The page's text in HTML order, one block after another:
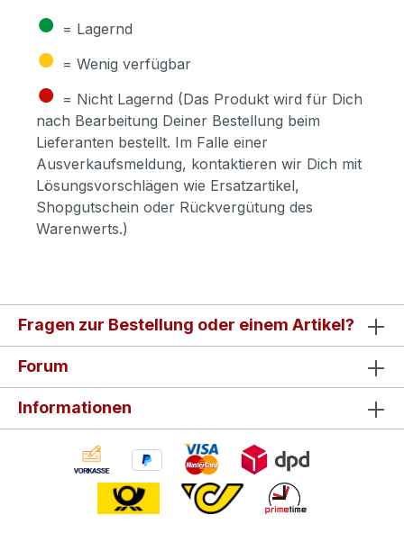
● = Lagernd
● = Wenig verfügbar
● = Nicht Lagernd (Das Produkt wird für Dich
nach Bearbeitung Deiner Bestellung beim
Lieferanten bestellt. Im Falle einer
Ausverkaufsmeldung, kontaktieren wir Dich mit
Lösungsvorschlägen wie Ersatzartikel,
Shopgutschein oder Rückvergütung des
Warenwerts.)
Fragen zur Bestellung oder einem Artikel?
Forum
Informationen